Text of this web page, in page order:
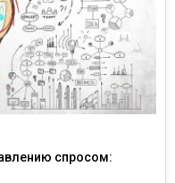
спросом: